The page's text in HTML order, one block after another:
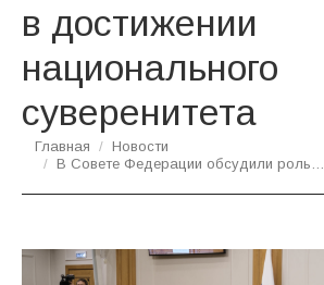
в достижении
национального
суверенитета
Вы здесь:
Главная
Новости
В Совете Федерации обсудили роль…